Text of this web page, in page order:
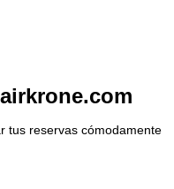
tus reservas cómodamente